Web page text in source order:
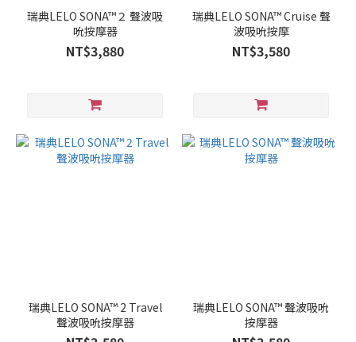
瑞典LELO SONA™２ 聲波吸
吮按摩器
NT$3,880
瑞典LELO SONA™ Cruise 聲
波吸吮按摩
NT$3,580
瑞典LELO SONA™ 2 Travel
聲波吸吮按摩器
瑞典LELO SONA™ 聲波吸吮
按摩器